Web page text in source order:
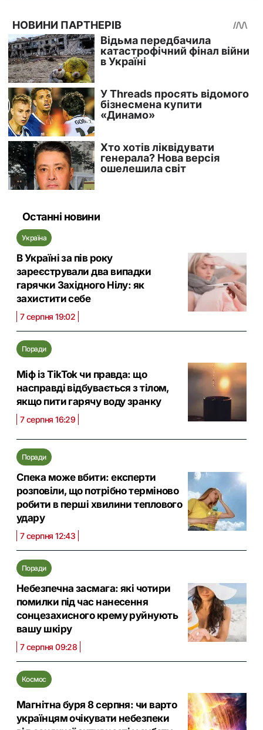
Останні новини
Україна
В Україні за пів року
зареєстрували два випадки
гарячки Західного Нілу: як
захистити себе
7 серпня 19:02
Поради
Міф із TikTok чи правда: що
насправді відбувається з тілом,
якщо пити гарячу воду зранку
7 серпня 16:29
Поради
Спека може вбити: експерти
розповіли, що потрібно терміново
робити в перші хвилини теплового
удару
7 серпня 12:43
Поради
Небезпечна засмага: які чотири
помилки під час нанесення
сонцезахисного крему руйнують
вашу шкіру
7 серпня 09:28
Космос
Магнітна буря 8 серпня: чи варто
українцям очікувати небезпеки